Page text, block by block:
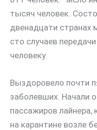
тысяч человек.
двенадцати странах
сто случаев
человеку.
Выздоровело почти
заболевших. Начали
пассажиров
на карантине возле